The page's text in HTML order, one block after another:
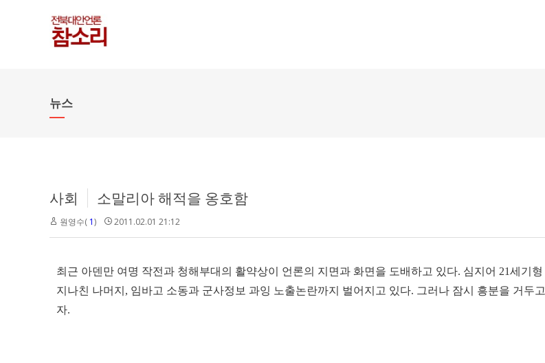
뉴스
사회 소말리아 해적을 옹호함
원영수( 1) 2011.02.01 21:12
최근 아덴만 여명 작전과 청해부대의 활약상이 언론의 지면과 화면을 도배하고 있다. 심지어 21세기
지나친 나머지, 임바고 소동과 군사정보 과잉 노출논란까지 벌어지고 있다. 그러나 잠시 흥분을 거두
자.